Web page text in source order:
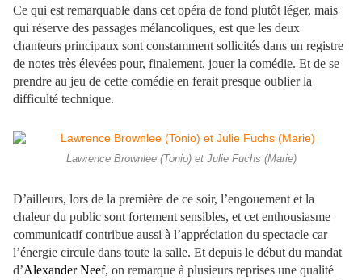
Ce qui est remarquable dans cet opéra de fond plutôt léger, mais
qui réserve des passages mélancoliques, est que les deux
chanteurs principaux sont constamment sollicités dans un registre
de notes très élevées pour, finalement, jouer la comédie. Et de se
prendre au jeu de cette comédie en ferait presque oublier la
difficulté technique.
Lawrence Brownlee (Tonio) et Julie Fuchs (Marie)
D’ailleurs, lors de la première de ce soir, l’engouement et la
chaleur du public sont fortement sensibles, et cet enthousiasme
communicatif contribue aussi à l’appréciation du spectacle car
l’énergie circule dans toute la salle. Et depuis le début du mandat
d’Alexander Neef, on remarque à plusieurs reprises une qualité